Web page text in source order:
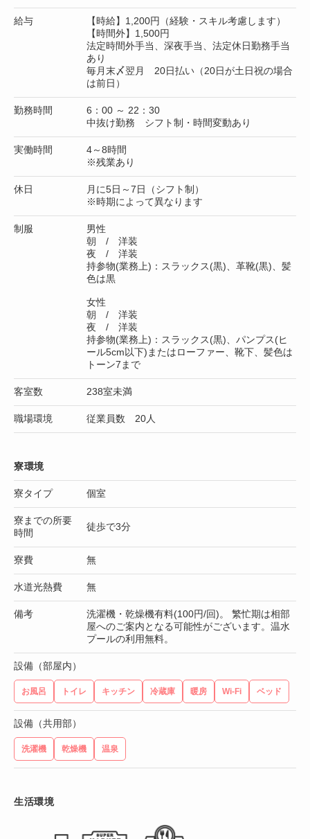
給与
【時給】1,200円（経験・スキル考慮します）
【時間外】1,500円
法定時間外手当、深夜手当、法定休日勤務手当
あり
毎月末〆翌月 20日払い（20日が土日祝の場合
は前日）
勤務時間
6：00 ～ 22：30
中抜け勤務 シフト制・時間変動あり
実働時間
4～8時間
※残業あり
休日
月に5日～7日（シフト制）
※時期によって異なります
制服
男性
朝 / 洋装
夜 / 洋装
持参物(業務上)：スラックス(黒)、革靴(黒)、髪
色は黒
女性
朝 / 洋装
夜 / 洋装
持参物(業務上)：スラックス(黒)、パンプス(ヒ
ール5cm以下)またはローファー、靴下、髪色は
トーン7まで
客室数 238室未満
職場環境 従業員数 20人
寮環境
寮タイプ 個室
寮までの所要
時間
徒歩で3分
寮費 無
水道光熱費 無
備考
洗濯機・乾燥機有料(100円/回)。 繁忙期は相部
屋へのご案内となる可能性がございます。温水
プールの利用無料。
設備（部屋内）
お風呂 トイレ キッチン 冷蔵庫 暖房 Wi-Fi ベッド
設備（共用部）
洗濯機 乾燥機 温泉
生活環境